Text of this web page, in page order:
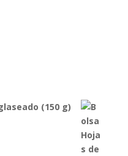
(150 g)